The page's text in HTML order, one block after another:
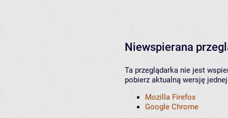
Niewspierana
Ta przeglądarka nie jest
pobierz aktualną wersję
Mozilla Firefox
Google Chrome